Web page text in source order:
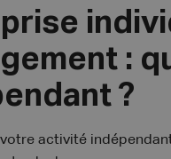
:
?
activité